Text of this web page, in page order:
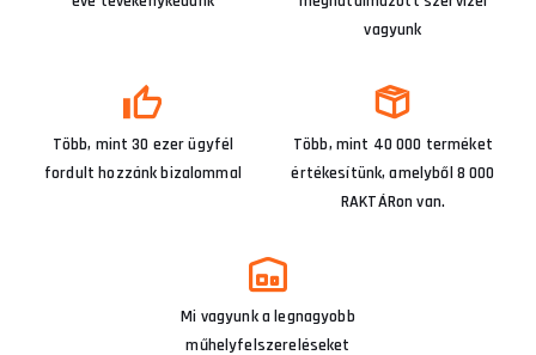
vagyunk
Több, mint 30 ezer ügyfél
fordult hozzánk bizalommal
Több, mint 40 000 terméket
értékesítünk, amelyből 8 000
RAKTÁRon van.
Mi vagyunk a legnagyobb
műhelyfelszereléseket